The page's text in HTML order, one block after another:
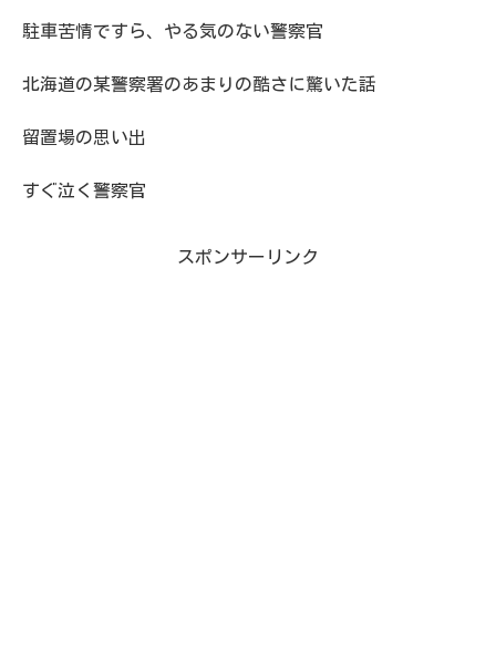
駐車苦情ですら、やる気のない警察官
北海道の某警察署のあまりの酷さに驚いた話
留置場の思い出
すぐ泣く警察官
スポンサーリンク